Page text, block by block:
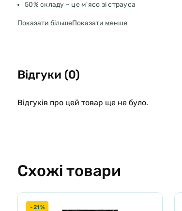
50% складу – це м'ясо зі страуса
Льняна олія – джерело поліненасичених
Склад: м'ясо страуса 50% (сушене м’ясо
Показати більшеПоказати менше
Відгуки (0)
Відгуків про цей товар ще не було.
Схожі товари
-21%